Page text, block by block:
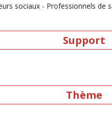
sociaux - Professionnels de
Support
Thème